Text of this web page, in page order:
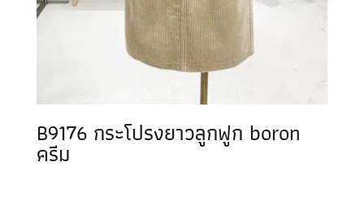
B9176 กระโปรงยาวลูกฟูก boron
ครีม